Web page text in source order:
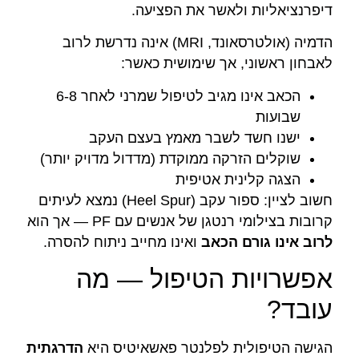
דיפרנציאליות ולאשר את הפציעה.
הדמיה (אולטרסאונד, MRI) אינה נדרשת לרוב
לאבחון ראשוני, אך שימושית כאשר:
הכאב אינו מגיב לטיפול שמרני לאחר 6-8
שבועות
ישנו חשד לשבר מאמץ בעצם העקב
שוקלים הזרקה ממוקדת (מדדול מדויק יותר)
הצגה קלינית אטיפית
חשוב לציין: ספור עקב (Heel Spur) נמצא לעיתים
קרובות בצילומי רנטגן של אנשים עם PF — אך הוא
לרוב אינו גורם הכאב ואינו מחייב ניתוח להסרה.
אפשרויות הטיפול — מה
עובד?
הגישה הטיפולית לפלנטר פאשאיטיס היא הדרגתית